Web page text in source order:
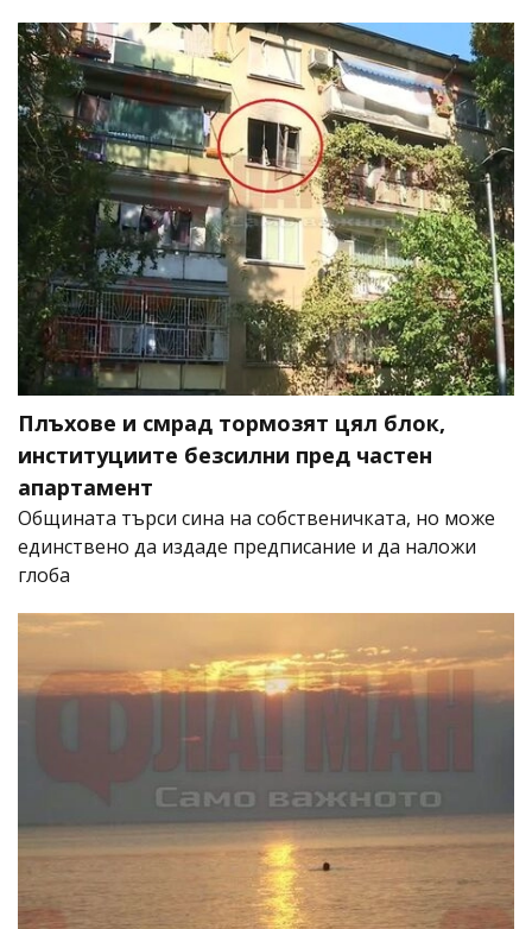
Плъхове и смрад тормозят цял блок,
институциите безсилни пред частен
апартамент
Общината търси сина на собственичката, но може
единствено да издаде предписание и да наложи
глоба